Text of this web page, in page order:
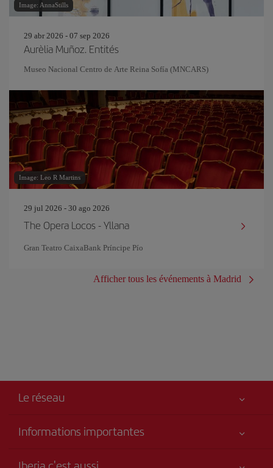
Image: AnnaStills
29 abr 2026 - 07 sep 2026
Aurèlia Muñoz. Entités
Museo Nacional Centro de Arte Reina Sofía (MNCARS)
Image: Leo R Martins
29 jul 2026 - 30 ago 2026
The Opera Locos - Yllana
Gran Teatro CaixaBank Príncipe Pío
Afficher tous les événements à Madrid
Le réseau
Informations importantes